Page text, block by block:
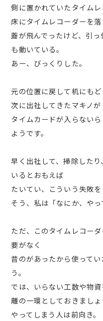
側に置かれていたタイム
床にタイムレコーダーを落
蓋が飛んでったけど、引
も動いている。
あー、びっくりした。
元の位置に戻して机にもど
次に出社してきたマキノが
タイムカードが入らない
ようです。
早く出社して、掃除した
いるとおもえば
たいてい、こういう失敗を
そう、私は「なにか、や
ただ、このタイムレコー
要がなく
昔のがあったから使って
う。
では、いらない工数や物
離の一環としておきましょ
やってしまう人は前向き。